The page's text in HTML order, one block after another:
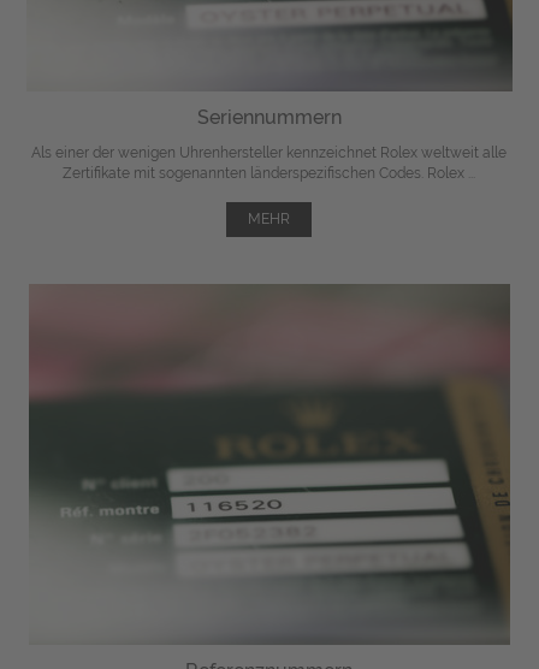
Seriennummern
Als einer der wenigen Uhrenhersteller kennzeichnet Rolex weltweit alle
Zertifikate mit sogenannten länderspezifischen Codes. Rolex ...
MEHR